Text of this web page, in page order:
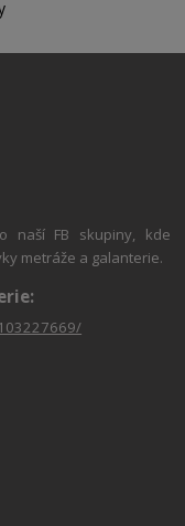
naší FB skupiny, kde
metráže a galanterie.